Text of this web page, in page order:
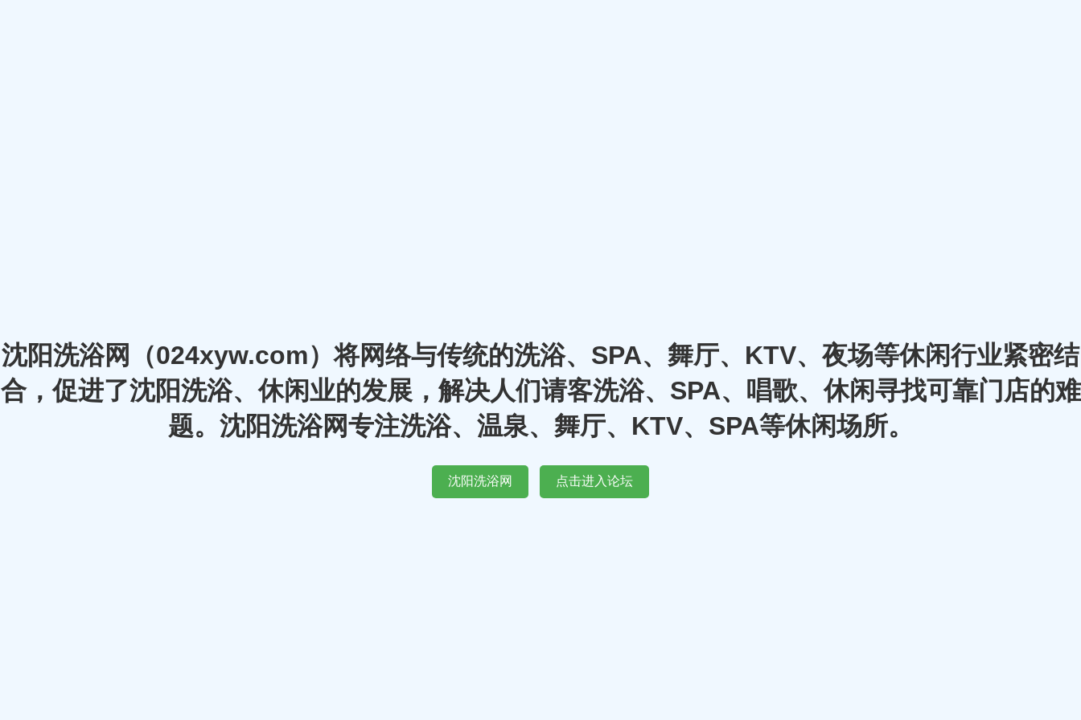
沈阳洗浴网（024xyw.com）将网络与传统的洗浴、SPA、舞厅、KTV、夜场等休闲行业紧密结
合，促进了沈阳洗浴、休闲业的发展，解决人们请客洗浴、SPA、唱歌、休闲寻找可靠门店的难
题。沈阳洗浴网专注洗浴、温泉、舞厅、KTV、SPA等休闲场所。
沈阳洗浴网 点击进入论坛